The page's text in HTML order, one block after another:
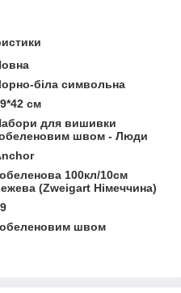
біла символьна
см
для вишивки
швом - Люди
100кл/10см
(Zweigart Німеччина)
швом